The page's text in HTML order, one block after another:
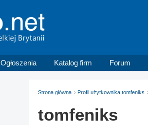
Ogłoszenia Katalog firm Forum
Strona główna Profil użytkownika tomfeniks
tomfeniks